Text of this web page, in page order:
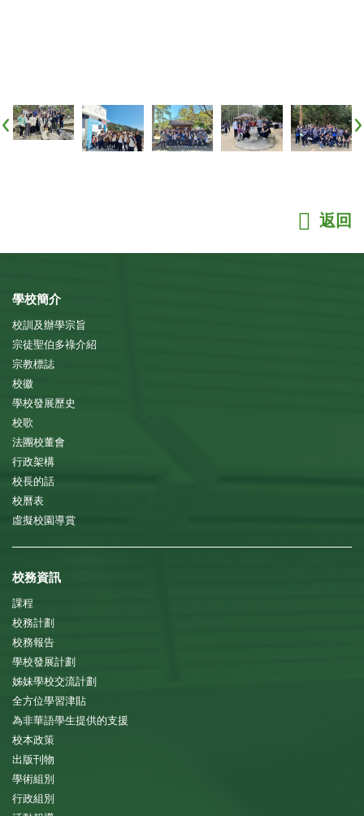
返回
學校簡介
校訓及辦學宗旨
宗徒聖伯多祿介紹
宗教標誌
校徽
學校發展歷史
校歌
法團校董會
行政架構
校長的話
校曆表
虛擬校園導賞
校務資訊
課程
校務計劃
校務報告
學校發展計劃
姊妹學校交流計劃
全方位學習津貼
為非華語學生提供的支援
校本政策
出版刊物
學術組別
行政組別